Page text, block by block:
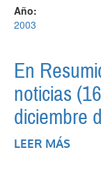
Año:
2003
En
noticias
diciembre
LEER MÁS